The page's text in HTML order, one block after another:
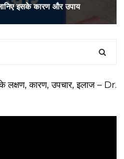
इसके कारण और उपाय
कारण, उपचार, इलाज – Dr.